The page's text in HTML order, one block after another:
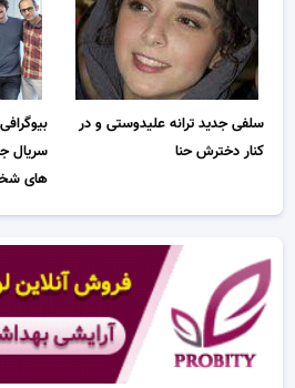
سلفی جدید ترانه علیدوستی و در
کنار دخترش حنا
سریال
های